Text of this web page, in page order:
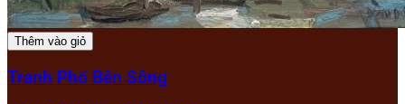
Thêm vào giỏ
Tranh Phố Bên Sông